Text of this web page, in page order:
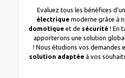
Evaluez tous les bénéfices
électrique moderne grâce à
domotique et de sécurité ! En
apporterons une solution
! Nous étudions vos demandes
solution adaptéeà vos